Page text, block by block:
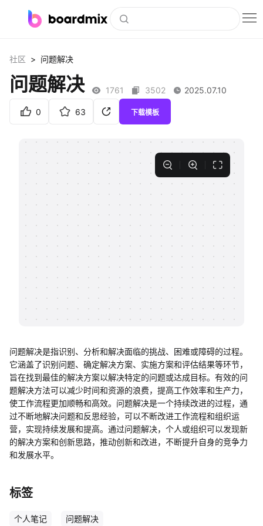
社区资源
企业服务
支持
帮助中心
知识分享社区
社区 > 问题解决
问题解决 1761 3502 2025.07.10
0 63 下载模板
问题解决是指识别、分析和解决面临的挑战、困难或障碍的过程。
它涵盖了识别问题、确定解决方案、实施方案和评估结果等环节，
旨在找到最佳的解决方案以解决特定的问题或达成目标。有效的问
题解决方法可以减少时间和资源的浪费，提高工作效率和生产力，
使工作流程更加顺畅和高效。问题解决是一个持续改进的过程，通
过不断地解决问题和反思经验，可以不断改进工作流程和组织运
营，实现持续发展和提高。通过问题解决，个人或组织可以发现新
的解决方案和创新思路，推动创新和改进，不断提升自身的竞争力
和发展水平。
标签
个人笔记 问题解决